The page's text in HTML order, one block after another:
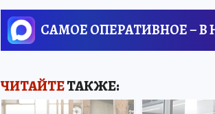
САМОЕ ОПЕРАТИВНОЕ – В
ЧИТАЙТЕТАКЖЕ: